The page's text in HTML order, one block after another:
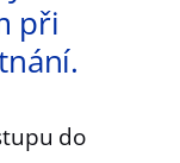
při
do